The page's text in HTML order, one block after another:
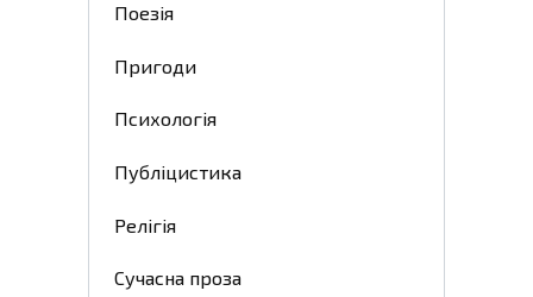
Поезія
Пригоди
Психологія
Публіцистика
Релігія
Сучасна проза